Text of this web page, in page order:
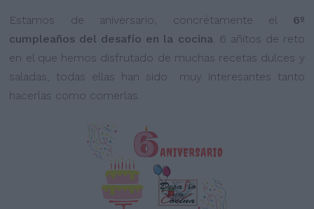
Estamos de aniversario, concrétamente el 6º
cumpleaños del desafío en la cocina. 6 añitos de reto
en el que hemos disfrutado de muchas recetas dulces y
saladas, todas ellas han sido muy interesantes tanto
hacerlas como comerlas.